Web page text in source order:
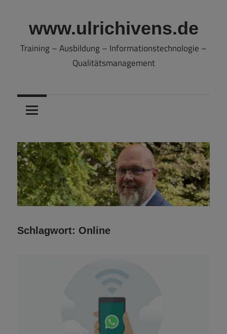
springen
www.ulrichivens.de
Training – Ausbildung – Informationstechnologie –
Qualitätsmanagement
Schlagwort: Online